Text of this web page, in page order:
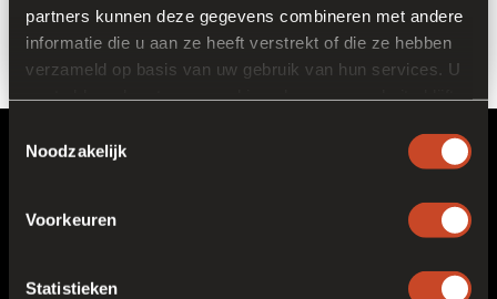
partners kunnen deze gegevens combineren met andere
informatie die u aan ze heeft verstrekt of die ze hebben
verzameld op basis van uw gebruik van hun services. U
Noodzakelijk
Voorkeuren
Statistieken
Frankort & Koning Polska
Sp.z.O.O. Sp. Komandytowa
Zamoyskiego 53/1
+48 122942555